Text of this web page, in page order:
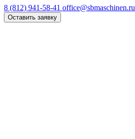
8 (812) 941-58-41 office@sbmaschinen.ru
Оставить заявку